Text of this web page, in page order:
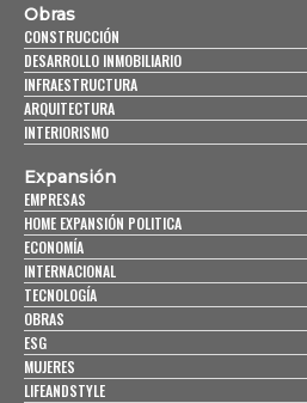
Obras
CONSTRUCCIÓN
DESARROLLO INMOBILIARIO
INFRAESTRUCTURA
ARQUITECTURA
INTERIORISMO
Expansión
EMPRESAS
HOME EXPANSIÓN POLITICA
ECONOMÍA
INTERNACIONAL
TECNOLOGÍA
OBRAS
ESG
MUJERES
LIFEANDSTYLE